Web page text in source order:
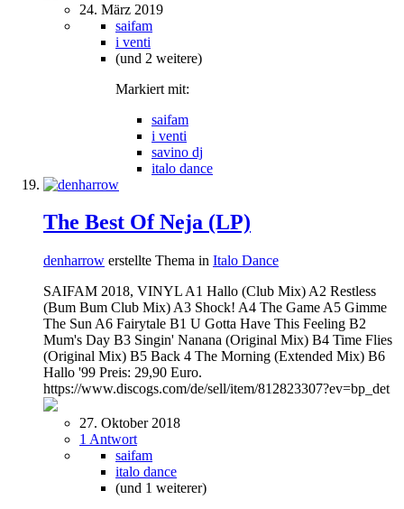
24. März 2019
saifam
i venti
(und 2 weitere)
Markiert mit:
saifam
i venti
savino dj
italo dance
The Best Of Neja (LP)
denharrow erstellte Thema in Italo Dance
SAIFAM 2018, VINYL A1 Hallo (Club Mix) A2 Restless
(Bum Bum Club Mix) A3 Shock! A4 The Game A5 Gimme
The Sun A6 Fairytale B1 U Gotta Have This Feeling B2
Mum's Day B3 Singin' Nanana (Original Mix) B4 Time Flies
(Original Mix) B5 Back 4 The Morning (Extended Mix) B6
Hallo '99 Preis: 29,90 Euro.
https://www.discogs.com/de/sell/item/812823307?ev=bp_det
27. Oktober 2018
1 Antwort
saifam
italo dance
(und 1 weiterer)